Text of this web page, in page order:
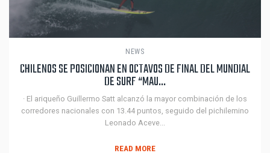
NEWS
CHILENOS SE POSICIONAN EN OCTAVOS DE FINAL DEL MUNDIAL
DE SURF “MAU...
· El ariqueño Guillermo Satt alcanzó la mayor combinación de los
corredores nacionales con 13.44 puntos, seguido del pichilemino
Leonado Aceve...
READ MORE